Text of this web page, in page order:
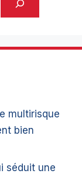
multirisque
bien
séduit une